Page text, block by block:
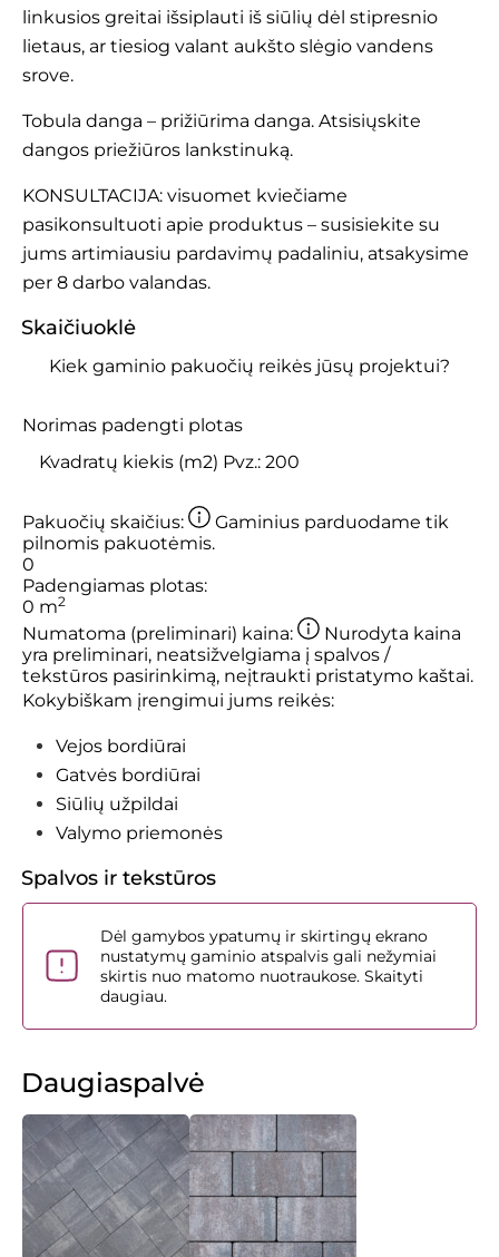
linkusios greitai išsiplauti iš siūlių dėl stipresnio
lietaus, ar tiesiog valant aukšto slėgio vandens
srove.
Tobula danga – prižiūrima danga. Atsisiųskite
dangos priežiūros lankstinuką.
KONSULTACIJA: visuomet kviečiame
pasikonsultuoti apie produktus – susisiekite su
jums artimiausiu pardavimų padaliniu, atsakysime
per 8 darbo valandas.
Skaičiuoklė
Kiek gaminio pakuočių reikės jūsų projektui?
Norimas padengti plotas
Pakuočių skaičius:
Gaminius parduodame tik
pilnomis pakuotėmis.
0
Padengiamas plotas:
0 m2
Numatoma (preliminari) kaina:
Nurodyta kaina
yra preliminari, neatsižvelgiama į spalvos /
tekstūros pasirinkimą, neįtraukti pristatymo kaštai.
Kokybiškam įrengimui jums reikės:
Vejos bordiūrai
Gatvės bordiūrai
Siūlių užpildai
Valymo priemonės
Spalvos ir tekstūros
Dėl gamybos ypatumų ir skirtingų ekrano
nustatymų gaminio atspalvis gali nežymiai
skirtis nuo matomo nuotraukose. Skaityti
daugiau.
Daugiaspalvė